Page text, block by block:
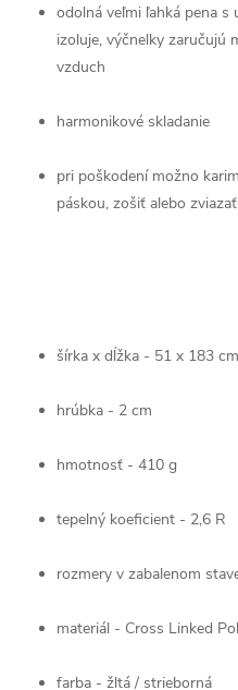
odolná veľmi ľahká pena
izoluje, výčnelky zaručujú
vzduch
harmonikové skladanie
pri poškodení možno
páskou, zošiť alebo
šírka x dĺžka - 51 x 183 cm
hrúbka - 2 cm
hmotnosť - 410 g
tepelný koeficient - 2,6 R
rozmery v zabalenom
materiál - Cross Linked
farba - žltá / strieborná